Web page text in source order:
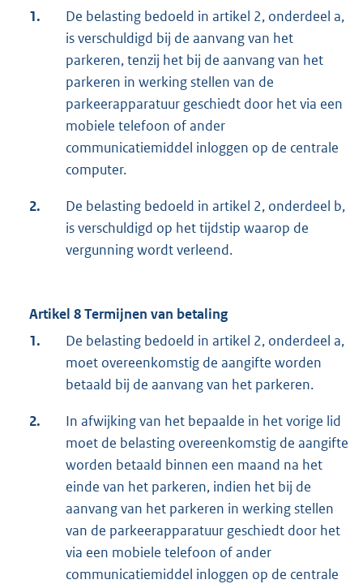
1.
De belasting bedoeld in artikel 2, onderdeel a,
is verschuldigd bij de aanvang van het
parkeren, tenzij het bij de aanvang van het
parkeren in werking stellen van de
parkeerapparatuur geschiedt door het via een
mobiele telefoon of ander
communicatiemiddel inloggen op de centrale
computer.
2.
De belasting bedoeld in artikel 2, onderdeel b,
is verschuldigd op het tijdstip waarop de
vergunning wordt verleend.
Artikel 8 Termijnen van betaling
1.
De belasting bedoeld in artikel 2, onderdeel a,
moet overeenkomstig de aangifte worden
betaald bij de aanvang van het parkeren.
2.
In afwijking van het bepaalde in het vorige lid
moet de belasting overeenkomstig de aangifte
worden betaald binnen een maand na het
einde van het parkeren, indien het bij de
aanvang van het parkeren in werking stellen
van de parkeerapparatuur geschiedt door het
via een mobiele telefoon of ander
communicatiemiddel inloggen op de centrale